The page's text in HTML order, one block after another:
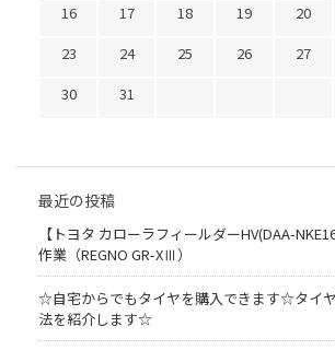
16
17 18 19 20
23
24 25 26 27
30
31
最近の投稿
【トヨタ カローラフィールダーHV(DAA-
作業（REGNO GR-XⅢ）
☆自宅からでもタイヤを購入できます☆タイ
法を紹介します☆